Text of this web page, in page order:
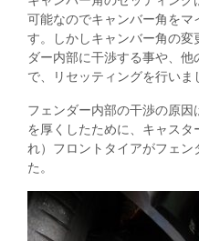
可能なのでキャンバー角をマ
す。しかしキャンバー角の
ダー内部に干渉する事や、
で、リセッティングを行いま
フェンダー内部の干渉の原
を厚くしたために、キャス
れ）フロントタイアがフェン
た。